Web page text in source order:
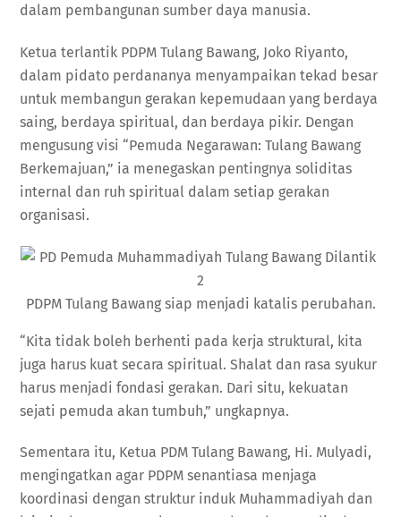
dalam pembangunan sumber daya manusia.
Ketua terlantik PDPM Tulang Bawang, Joko Riyanto,
dalam pidato perdananya menyampaikan tekad besar
untuk membangun gerakan kepemudaan yang berdaya
saing, berdaya spiritual, dan berdaya pikir. Dengan
mengusung visi “Pemuda Negarawan: Tulang Bawang
Berkemajuan,” ia menegaskan pentingnya soliditas
internal dan ruh spiritual dalam setiap gerakan
organisasi.
PDPM Tulang Bawang siap menjadi katalis perubahan.
“Kita tidak boleh berhenti pada kerja struktural, kita
juga harus kuat secara spiritual. Shalat dan rasa syukur
harus menjadi fondasi gerakan. Dari situ, kekuatan
sejati pemuda akan tumbuh,” ungkapnya.
Sementara itu, Ketua PDM Tulang Bawang, Hi. Mulyadi,
mengingatkan agar PDPM senantiasa menjaga
koordinasi dengan struktur induk Muhammadiyah dan